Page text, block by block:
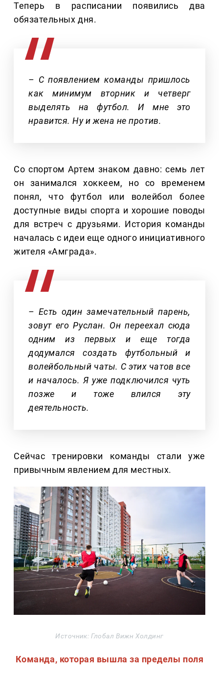
Теперь в расписании появились два
обязательных дня.
– С появлением команды пришлось
как минимум вторник и четверг
выделять на футбол. И мне это
нравится. Ну и жена не против.
Со спортом Артем знаком давно: семь лет
он занимался хоккеем, но со временем
понял, что футбол или волейбол более
доступные виды спорта и хорошие поводы
для встреч с друзьями. История команды
началась с идеи еще одного инициативного
жителя «Амграда».
– Есть один замечательный парень,
зовут его Руслан. Он переехал сюда
одним из первых и еще тогда
додумался создать футбольный и
волейбольный чаты. С этих чатов все
и началось. Я уже подключился чуть
позже и тоже влился эту
деятельность.
Сейчас тренировки команды стали уже
привычным явлением для местных.
Источник: Глобал Вижн Холдинг
Команда, которая вышла за пределы поля